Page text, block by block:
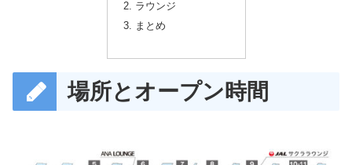
ラウンジ
まとめ
場所とオープン時間